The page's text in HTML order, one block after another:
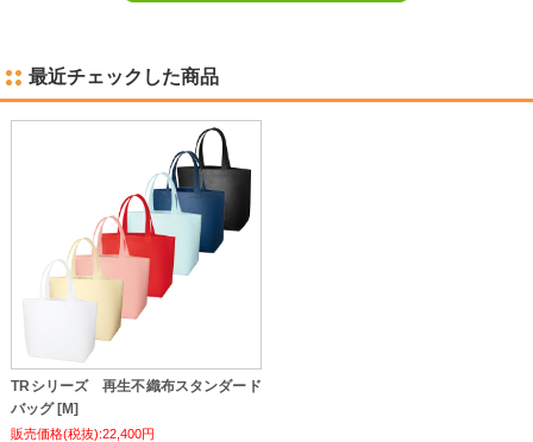
最近チェックした商品
TRシリーズ 再生不織布スタンダード
バッグ [M]
販売価格(税抜):22,400円